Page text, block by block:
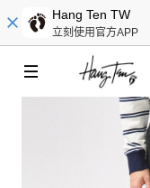
Hang Ten TW
立刻使用官方APP